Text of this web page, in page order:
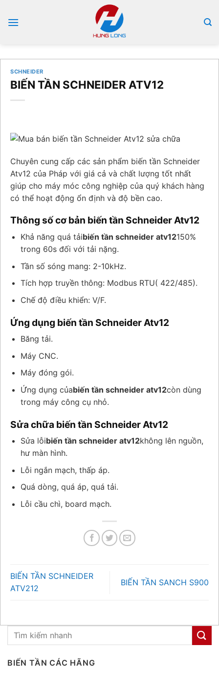
qua
BIẾN TẦN CÁC HÃNG
SCHNEIDER
BIẾN TẦN SCHNEIDER ATV12
Chuyên cung cấp các sản phẩm biến tần Schneider
Atv12 của Pháp với giá cả và chất lượng tốt nhất
giúp cho máy móc công nghiệp của quý khách hàng
có thể hoạt động ổn định và độ bền cao.
Thông số cơ bản biến tần Schneider Atv12
Khả năng quá tảibiến tần schneider atv12150%
trong 60s đối với tải nặng.
Tần số sóng mang: 2-10kHz.
Tích hợp truyền thông: Modbus RTU( 422/485).
Chế độ điều khiển: V/F.
Ứng dụng biến tần Schneider Atv12
Băng tải.
Máy CNC.
Máy đóng gói.
Ứng dụng củabiến tần schneider atv12còn dùng
trong máy công cụ nhỏ.
Sửa chữa biến tần Schneider Atv12
Sửa lỗibiến tần schneider atv12không lên nguồn,
hư màn hình.
Lỗi ngắn mạch, thấp áp.
Quá dòng, quá áp, quá tải.
Lỗi cầu chì, board mạch.
BIẾN TẦN SCHNEIDER
ATV212
BIẾN TẦN SANCH S900